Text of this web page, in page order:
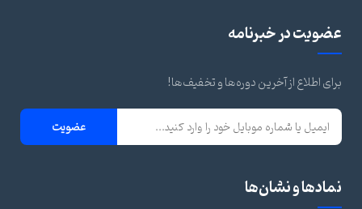
عضویت در خبرنامه
برای اطلاع از آخرین دوره‌ها و تخفیف‌ها!
عضویت
نمادها و نشان‌ها